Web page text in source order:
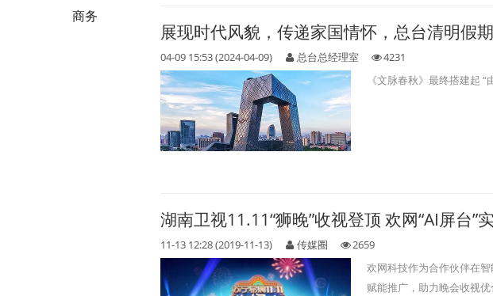
商务
展现时代风貌，传递家国情怀，总台清明假
04-09 15:53 (2024-04-09) 总台总经理室
4231
《文脉春秋》最终搭建起
湖南卫视11.11“狮晚”收视登顶 欢网“AI屏台”
11-13 12:28 (2019-11-13) 传媒圈
2659
欢网科技作为合作伙伴在
赋能推广，助力晚会收视优